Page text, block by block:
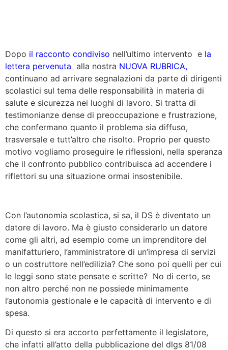
Dopo il racconto condiviso nell’ultimo intervento e la
lettera pervenuta alla nostra NUOVA RUBRICA,
continuano ad arrivare segnalazioni da parte di dirigenti
scolastici sul tema delle responsabilità in materia di
salute e sicurezza nei luoghi di lavoro. Si tratta di
testimonianze dense di preoccupazione e frustrazione,
che confermano quanto il problema sia diffuso,
trasversale e tutt’altro che risolto. Proprio per questo
motivo vogliamo proseguire le riflessioni, nella speranza
che il confronto pubblico contribuisca ad accendere i
riflettori su una situazione ormai insostenibile.
Con l’autonomia scolastica, si sa, il DS è diventato un
datore di lavoro. Ma è giusto considerarlo un datore
come gli altri, ad esempio come un imprenditore del
manifatturiero, l’amministratore di un’impresa di servizi
o un costruttore nell’edilizia? Che sono poi quelli per cui
le leggi sono state pensate e scritte? No di certo, se
non altro perché non ne possiede minimamente
l’autonomia gestionale e le capacità di intervento e di
spesa.
Di questo si era accorto perfettamente il legislatore,
che infatti all’atto della pubblicazione del dlgs 81/08